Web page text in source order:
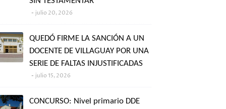
julio 20, 2026
QUEDÓ FIRME LA SANCIÓN A UN
DOCENTE DE VILLAGUAY POR UNA
SERIE DE FALTAS INJUSTIFICADAS
julio 15, 2026
CONCURSO: Nivel primario DDE